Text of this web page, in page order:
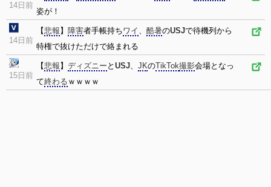
14日前
姿が！
14日前
【悲報 】 障害者手帳持ちワイ 、 酷暑のUSJで待機列から
特権で抜けただけで絡まれる
15日前
【悲報 】 ディズニー と USJ、 JKのTikTok撮影会場となっ
て終わる ｗｗｗｗ